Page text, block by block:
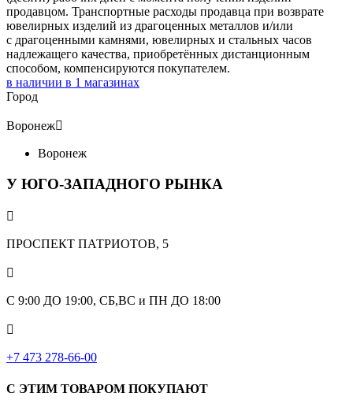
продавцом. Транспортные расходы продавца при возврате
ювелирных изделий из драгоценных металлов и/или
с драгоценными камнями, ювелирных и стальных часов
надлежащего качества, приобретённых дистанционным
способом, компенсируются покупателем.
в наличии в 1 магазинах
Город
Воронеж
Воронеж
У ЮГО-ЗАПАДНОГО РЫНКА

ПРОСПЕКТ ПАТРИОТОВ, 5

С 9:00 ДО 19:00, СБ,ВС и ПН ДО 18:00

+7 473 278-66-00
С ЭТИМ ТОВАРОМ ПОКУПАЮТ